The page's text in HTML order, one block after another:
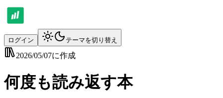
ログイン テーマを切り替え
2026/05/07に作成
何度も読み返す本